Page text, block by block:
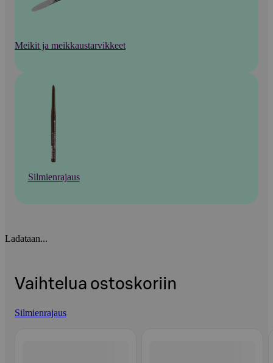
Meikit ja meikkaustarvikkeet
Silmienrajaus
Ladataan...
Vaihtelua ostoskoriin
Silmienrajaus